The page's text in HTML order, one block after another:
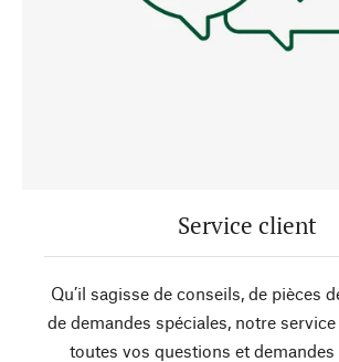
Service client
Qu’il sagisse de conseils, de pièces
de demandes spéciales, notre
toutes vos questions et demandes